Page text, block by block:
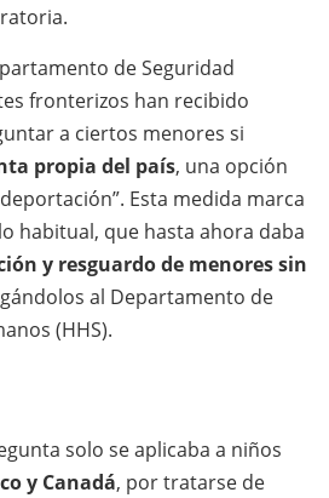
de Seguridad
fronterizos han recibido
a ciertos menores si
propia del país, una opción
Esta medida marca
habitual, que hasta ahora daba
y resguardo de menores sin
al Departamento de
(HHS).
solo se aplicaba a niños
y Canadá, por tratarse de